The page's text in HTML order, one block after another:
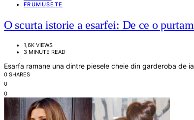
FRUMUSETE
O scurta istorie a esarfei: De ce o
1,6K VIEWS
3 MINUTE READ
Esarfa ramane una dintre piesele cheie din garderoba
0 SHARES
0
0